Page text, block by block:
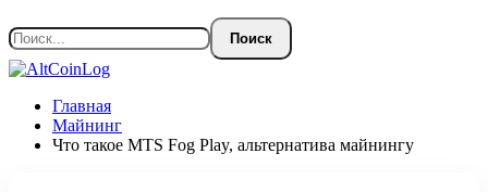
Главная
Майнинг
Что такое MTS Fog Play, альтернатива майнингу